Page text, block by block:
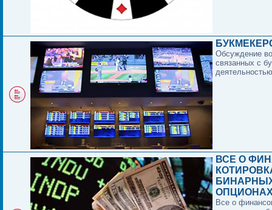
Обсуждение
связанных с
ВСЕ О
Все о